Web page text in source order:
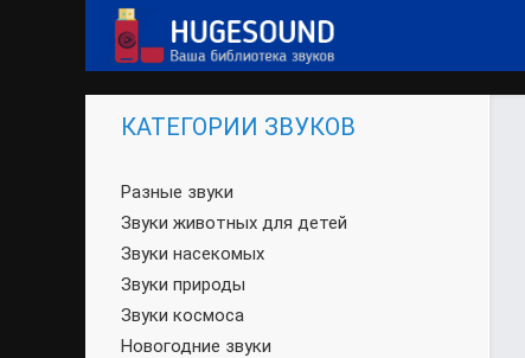
КАТЕГОРИИ ЗВУКОВ
Разные звуки
Звуки животных для детей
Звуки насекомых
Звуки природы
Звуки космоса
Новогодние звуки